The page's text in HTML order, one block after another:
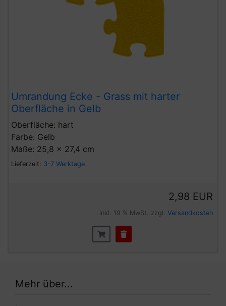
Umrandung Ecke - Grass mit harter
Oberfläche in Gelb
Oberfläche: hart
Farbe: Gelb
Maße: 25,8 x 27,4 cm
Lieferzeit: 3-7 Werktage
2,98 EUR
inkl. 19 % MwSt. zzgl. Versandkosten
Mehr über...